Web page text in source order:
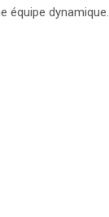
équipe dynamique.